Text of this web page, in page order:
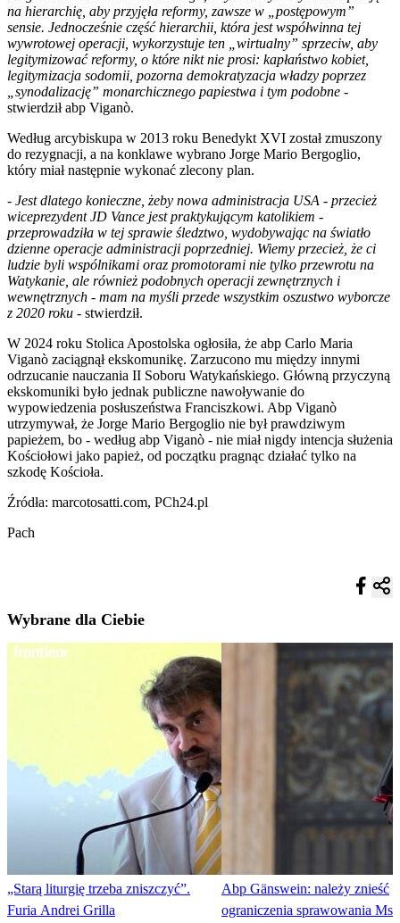
na hierarchię, aby przyjęła reformy, zawsze w „postępowym”
sensie. Jednocześnie część hierarchii, która jest współwinna tej
wywrotowej operacji, wykorzystuje ten „wirtualny” sprzeciw, aby
legitymizować reformy, o które nikt nie prosi: kapłaństwo kobiet,
legitymizacja sodomii, pozorna demokratyzacja władzy poprzez
„synodalizację” monarchicznego papiestwa i tym podobne -
stwierdził abp Viganò.
Według arcybiskupa w 2013 roku Benedykt XVI został zmuszony
do rezygnacji, a na konklawe wybrano Jorge Mario Bergoglio,
który miał następnie wykonać zlecony plan.
- Jest dlatego konieczne, żeby nowa administracja USA - przecież
wiceprezydent JD Vance jest praktykującym katolikiem -
przeprowadziła w tej sprawie śledztwo, wydobywając na światło
dzienne operacje administracji poprzedniej. Wiemy przecież, że ci
ludzie byli wspólnikami oraz promotorami nie tylko przewrotu na
Watykanie, ale również podobnych operacji zewnętrznych i
wewnętrznych - mam na myśli przede wszystkim oszustwo wyborcze
z 2020 roku - stwierdził.
W 2024 roku Stolica Apostolska ogłosiła, że abp Carlo Maria
Viganò zaciągnął ekskomunikę. Zarzucono mu między innymi
odrzucanie nauczania II Soboru Watykańskiego. Główną przyczyną
ekskomuniki było jednak publiczne nawoływanie do
wypowiedzenia posłuszeństwa Franciszkowi. Abp Viganò
utrzymywał, że Jorge Mario Bergoglio nie był prawdziwym
papieżem, bo - według abp Viganò - nie miał nigdy intencja służenia
Kościołowi jako papież, od początku pragnąc działać tylko na
szkodę Kościoła.
Źródła: marcotosatti.com, PCh24.pl
Pach
Wybrane dla Ciebie
„Starą liturgię trzeba zniszczyć”.
Furia Andrei Grilla
Abp Gänswein: należy znieść
ograniczenia sprawowania